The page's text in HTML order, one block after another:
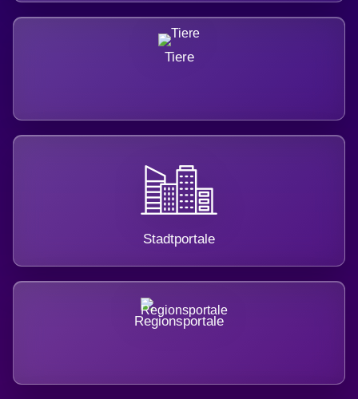
Tiere
Stadtportale
Regionsportale